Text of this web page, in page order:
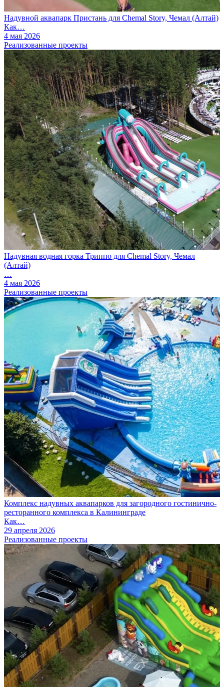
Надувной аквапарк Пристань для Chemal Story, Чемал (Алтай)
Как…
4 мая 2026
Реализованные проекты
Надувная водная горка Триппо для Chemal Story, Чемал
(Алтай)
…
4 мая 2026
Реализованные проекты
Комплекс надувных аквапарков для загородного гостинично-
ресторанного комплекса в Калининграде
Как…
29 апреля 2026
Реализованные проекты